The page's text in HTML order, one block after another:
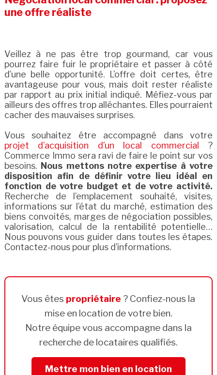
une offre réaliste
Veillez à ne pas être trop gourmand, car vous
pourrez faire fuir le propriétaire et passer à côté
d’une belle opportunité. L’offre doit certes, être
avantageuse pour vous, mais doit rester réaliste
par rapport au prix initial indiqué. Méfiez-vous par
ailleurs des offres trop alléchantes. Elles pourraient
cacher des mauvaises surprises.
Vous souhaitez être accompagné dans votre
projet d’acquisition d’un local commercial ?
Commerce Immo sera ravi de faire le point sur vos
besoins. Nous mettons notre expertise à votre
disposition afin de définir votre lieu idéal en
fonction de votre budget et de votre activité.
Recherche de l’emplacement souhaité, visites,
informations sur l’état du marché, estimation des
biens convoités, marges de négociation possibles,
valorisation, calcul de la rentabilité potentielle…
Nous pouvons vous guider dans toutes les étapes.
Contactez-nous pour plus d’informations.
Vous êtes propriétaire ? Confiez-nous la
mise en location de votre bien.
Notre équipe vous accompagne dans la
recherche de locataires qualifiés.
Mettre mon bien en location